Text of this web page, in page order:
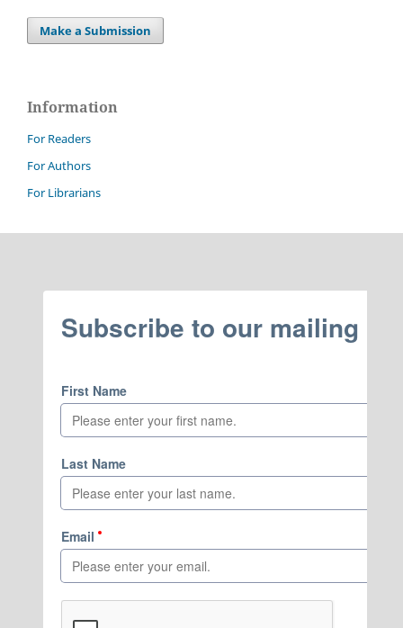
Make a Submission
Information
For Readers
For Authors
For Librarians